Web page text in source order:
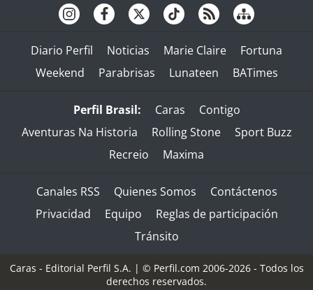
Diario Perfil Noticias Marie Claire
Fortuna
Weekend
Parabrisas Lunateen BATimes
Perfil Brasil: Caras
Contigo
Aventuras Na Historia
Rolling Stone
Sport Buzz
Recreio
Maxima
Canales RSS Quienes Somos
Contáctenos
Privacidad
Equipo
Reglas de participación
Tránsito
Caras - Editorial Perfil S.A. | © Perfil.com 2006-2026 - Todos los
derechos reservados.